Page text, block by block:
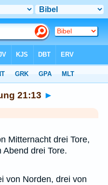
21:13 ►
Mitternacht drei Tore,
Abend drei Tore.
von Norden, drei von